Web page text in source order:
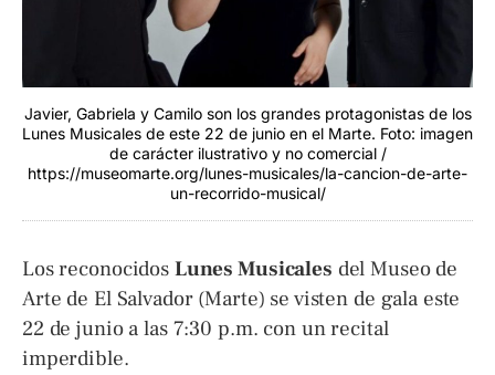
Javier, Gabriela y Camilo son los grandes protagonistas de los
Lunes Musicales de este 22 de junio en el Marte. Foto: imagen
de carácter ilustrativo y no comercial /
https://museomarte.org/lunes-musicales/la-cancion-de-arte-
un-recorrido-musical/
Los reconocidos Lunes Musicales del Museo de
Arte de El Salvador (Marte) se visten de gala este
22 de junio a las 7:30 p.m. con un recital
imperdible.